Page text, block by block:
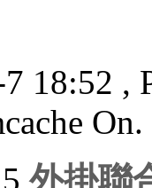
18:52 ,
On.
外掛聯